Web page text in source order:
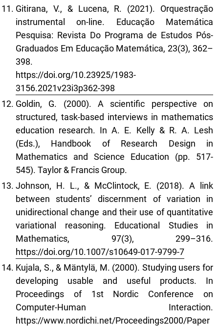
Gitirana, V., & Lucena, R. (2021). Orquestração
instrumental on-line. Educação Matemática
Pesquisa: Revista Do Programa de Estudos Pós-
Graduados Em Educação Matemática, 23(3), 362–
398.
https://doi.org/10.23925/1983-
3156.2021v23i3p362-398
Goldin, G. (2000). A scientific perspective on
structured, task-based interviews in mathematics
education research. In A. E. Kelly & R. A. Lesh
(Eds.), Handbook of Research Design in
Mathematics and Science Education (pp. 517-
545). Taylor & Francis Group.
Johnson, H. L., & McClintock, E. (2018). A link
between students’ discernment of variation in
unidirectional change and their use of quantitative
variational reasoning. Educational Studies in
Mathematics, 97(3), 299–316.
https://doi.org/10.1007/s10649-017-9799-7
Kujala, S., & Mäntylä, M. (2000). Studying users for
developing usable and useful products. In
Proceedings of 1st Nordic Conference on
Computer-Human Interaction.
https://www.nordichi.net/Proceedings2000/Paper